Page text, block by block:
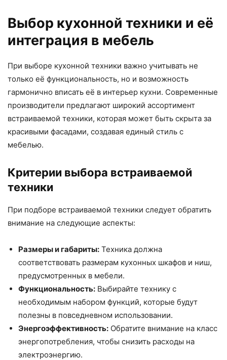
Выбор кухонной техники и её
интеграция в мебель
При выборе кухонной техники важно учитывать не
только её функциональность, но и возможность
гармонично вписать её в интерьер кухни. Современные
производители предлагают широкий ассортимент
встраиваемой техники, которая может быть скрыта за
красивыми фасадами, создавая единый стиль с
мебелью.
Критерии выбора встраиваемой
техники
При подборе встраиваемой техники следует обратить
внимание на следующие аспекты:
Размеры и габариты: Техника должна
соответствовать размерам кухонных шкафов и ниш,
предусмотренных в мебели.
Функциональность: Выбирайте технику с
необходимым набором функций, которые будут
полезны в повседневном использовании.
Энергоэффективность: Обратите внимание на класс
энергопотребления, чтобы снизить расходы на
электроэнергию.